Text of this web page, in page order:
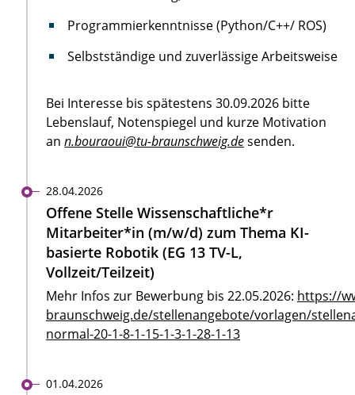
Programmierkenntnisse (Python/C++/ ROS)
Selbstständige und zuverlässige Arbeitsweise
Bei Interesse bis spätestens 30.09.2026 bitte
Lebenslauf, Notenspiegel und kurze Motivation
an n.bouraoui@tu-braunschweig.desenden.
28.04.2026
Offene Stelle Wissenschaftliche*r
Mitarbeiter*in (m/w/d) zum Thema KI-
basierte Robotik (EG 13 TV-L,
Vollzeit/Teilzeit)
Mehr Infos zur Bewerbung bis 22.05.2026: https://
braunschweig.de/stellenangebote/vorlagen/
normal-20-1-8-1-15-1-3-1-28-1-13
01.04.2026